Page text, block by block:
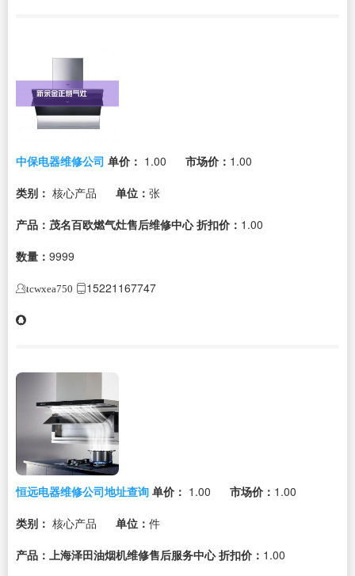
中保电器维修公司 单价： 1.00 市场价： 1.00
类别： 核心产品 单位： 张
产品：茂名百欧燃气灶售后维修中心 折扣价： 1.00
数量： 9999
tcwxea750 15221167747
恒远电器维修公司地址查询 单价： 1.00 市场价： 1.00
类别： 核心产品 单位： 件
产品：上海泽田油烟机维修售后服务中心 折扣价： 1.00